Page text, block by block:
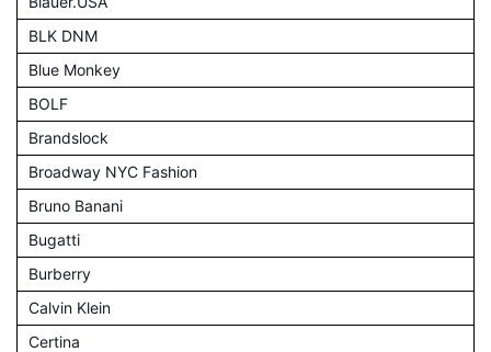
BLK DNM
Blue Monkey
BOLF
Brandslock
Broadway NYC Fashion
Bruno Banani
Bugatti
Burberry
Calvin Klein
Certina